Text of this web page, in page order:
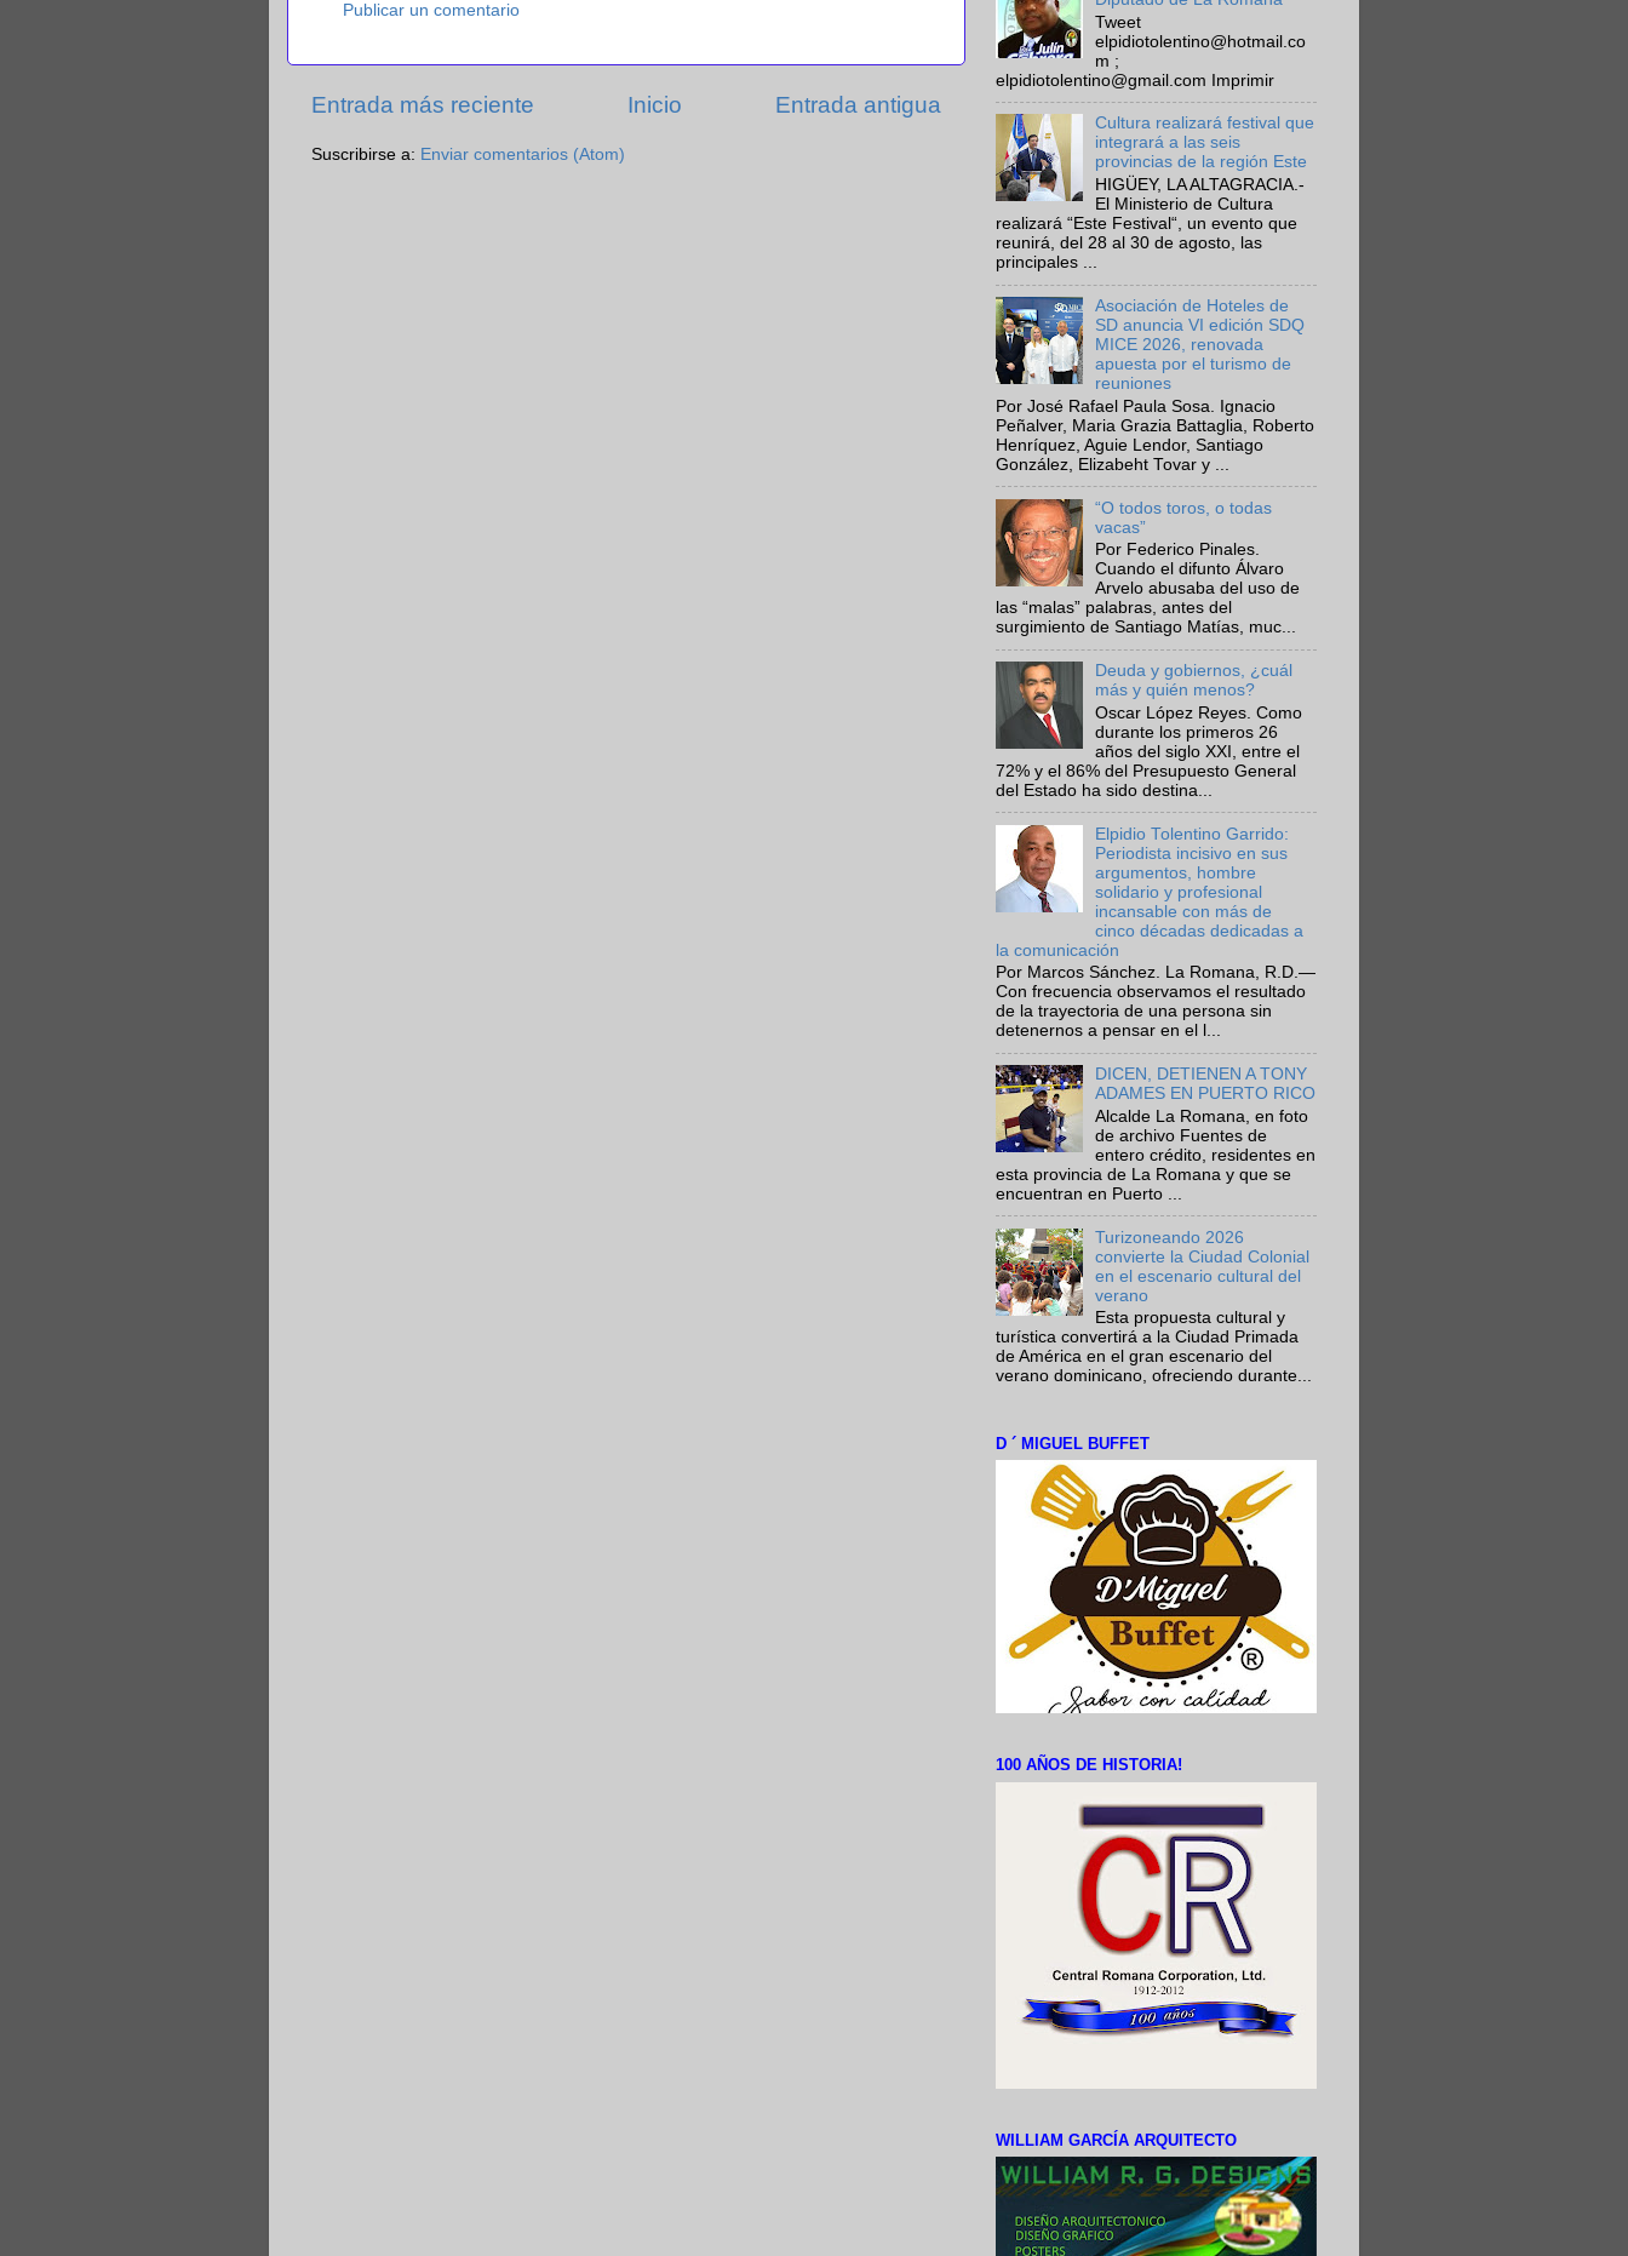
Publicar un comentario
Entrada más reciente Entrada antigua
Inicio
Suscribirse a: Enviar comentarios (Atom)
Tweet
elpidiotolentino@hotmail.co
m ;
elpidiotolentino@gmail.com Imprimir
Cultura realizará festival que
integrará a las seis
provincias de la región Este
HIGÜEY, LA ALTAGRACIA.-
El Ministerio de Cultura
realizará “Este Festival“, un evento que
reunirá, del 28 al 30 de agosto, las
principales ...
Asociación de Hoteles de
SD anuncia VI edición SDQ
MICE 2026, renovada
apuesta por el turismo de
reuniones
Por José Rafael Paula Sosa. Ignacio
Peñalver, Maria Grazia Battaglia, Roberto
Henríquez, Aguie Lendor, Santiago
González, Elizabeht Tovar y ...
“O todos toros, o todas
vacas”
Por Federico Pinales.
Cuando el difunto Álvaro
Arvelo abusaba del uso de
las “malas” palabras, antes del
surgimiento de Santiago Matías, muc...
Deuda y gobiernos, ¿cuál
más y quién menos?
Oscar López Reyes. Como
durante los primeros 26
años del siglo XXI, entre el
72% y el 86% del Presupuesto General
del Estado ha sido destina...
Elpidio Tolentino Garrido:
Periodista incisivo en sus
argumentos, hombre
solidario y profesional
incansable con más de
cinco décadas dedicadas a
la comunicación
Por Marcos Sánchez. La Romana, R.D.—
Con frecuencia observamos el resultado
de la trayectoria de una persona sin
detenernos a pensar en el l...
DICEN, DETIENEN A TONY
ADAMES EN PUERTO RICO
Alcalde La Romana, en foto
de archivo Fuentes de
entero crédito, residentes en
esta provincia de La Romana y que se
encuentran en Puerto ...
Turizoneando 2026
convierte la Ciudad Colonial
en el escenario cultural del
verano
Esta propuesta cultural y
turística convertirá a la Ciudad Primada
de América en el gran escenario del
verano dominicano, ofreciendo durante...
D ´ MIGUEL BUFFET
100 AÑOS DE HISTORIA!
WILLIAM GARCÍA ARQUITECTO